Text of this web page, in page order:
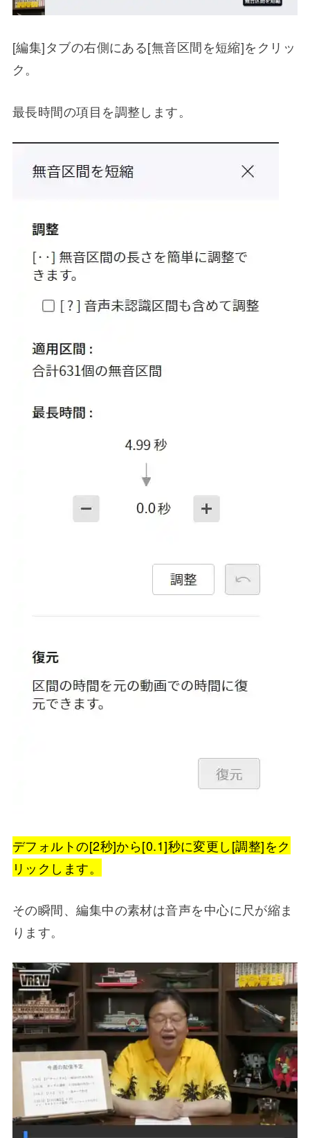
[編集]タブの右側にある[無音区間を短縮]をクリッ
ク。
最長時間の項目を調整します。
デフォルトの[2秒]から[0.1]秒に変更し[調整]をク
リックします。
その瞬間、編集中の素材は音声を中心に尺が縮ま
ります。